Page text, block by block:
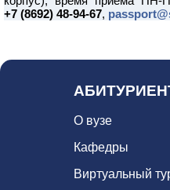
+7 (8692) 48-94-67,
О вузе
Кафедры
Виртуальный